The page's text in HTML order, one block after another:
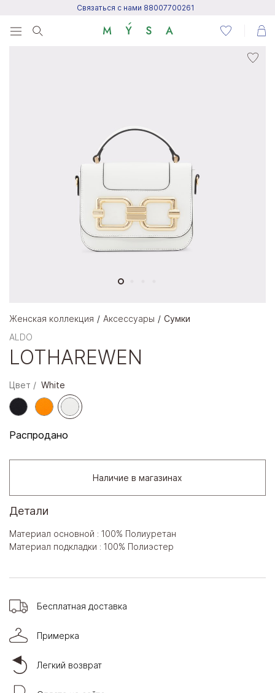
Связаться с нами 88007700261
Женская коллекция Аксессуары
Сумки
ALDO
LOTHAREWEN
Цвет White
Распродано
Наличие в магазинах
Детали
Материал основной : 100% Полиуретан
Материал подкладки : 100% Полиэстер
Бесплатная доставка
Примерка
Легкий возврат